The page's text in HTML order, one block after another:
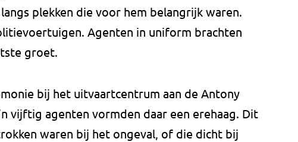
plekken die voor hem belangrijk waren.
Agenten in uniform brachten
groet.
bij het uitvaartcentrum aan de Antony
vijftig agenten vormden daar een erehaag. Dit
waren bij het ongeval, of die dicht bij